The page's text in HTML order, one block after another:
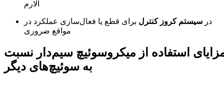
آلارم
در سیستم کروز کنترل برای قطع یا فعال‌سازی عملکرد در
مواقع ضروری
استفاده از میکروسوئیچ سیم‌دار نسبت
به سوئیچ‌های دیگر